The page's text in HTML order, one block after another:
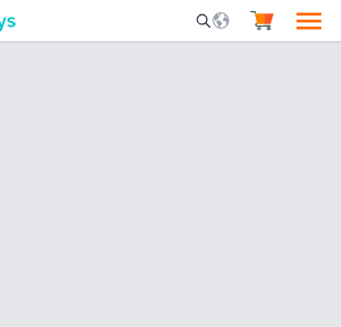
Mobile Search